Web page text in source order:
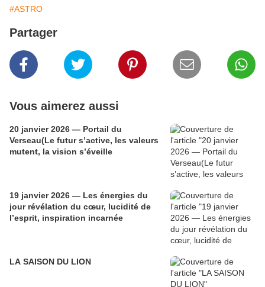
#ASTRO
Partager
Vous aimerez aussi
20 janvier 2026 — Portail du
Verseau(Le futur s’active, les valeurs
mutent, la vision s’éveille
19 janvier 2026 — Les énergies du
jour révélation du cœur, lucidité de
l’esprit, inspiration incarnée
LA SAISON DU LION